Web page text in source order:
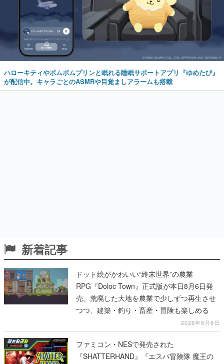
ハローキティやポムポムプリンと眠れる睡眠サポートアプリ『ゆめたび』
が配信中。キャラごとのASMRや目覚ましアラームも搭載
新着記事
ドット絵がかわいい“終末世界”の農業
RPG『Doloc Town』正式版が本日8月6日発
売。荒廃した大地を農業で少しずつ再生させ
つつ、建築・釣り・畜産・冒険も楽しめる
2026年8月6日
ファミコン・NESで発売された
『SHATTERHAND』『エスパ冒険隊 魔王の